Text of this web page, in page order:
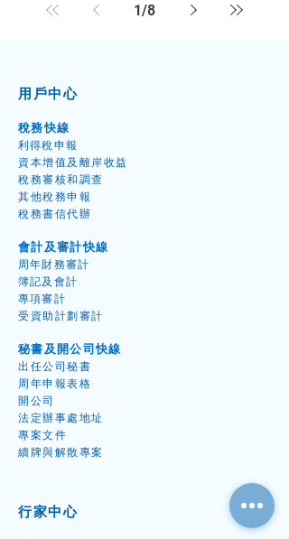
1/8
用戶中心
稅務快線
利得稅申 報
資本增值 及離岸收益
​稅務審核和調 查
其他稅務申 報
稅務書信代辦
會計及審計快線
周年財務審計
簿記及會計
專項審 計
受資助計劃審計
秘書及開公司快線
出任公司秘書
周年申報表格
開 公司
​法定辦事處地址
專案文件
續牌與解散專案
行家中心